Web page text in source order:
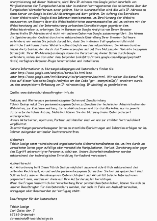
Anonymisierung auf dieser Webseite, wird Ihre IP-Adresse von Google jedoch innerhalb von
Mitgliedstaaten der Europäischen Union oder in anderen Vertragsstaaten des Abkommens über den
Europäischen Wirtschaftsraum zuvor gekürzt. Nur in Ausnahmefällen wird die volle IP-Adresse an
einen Server von Google in den USA übertragen und dort gekürzt. Im Auftrag des Betreibers
dieser Website wird Google diese Informationen benutzen, um Ihre Nutzung der Website
auszuwerten, um Reports über die Websiteaktivitäten zusammenzustellen und um weitere mit der
Websitenutzung und der Internetnutzung verbundene Dienstleistungen gegenüber dem
Websitebetreiber zu erbringen. Die im Rahmen von Google Analytics von Ihrem Browser
übermittelte IP-Adresse wird nicht mit anderen Daten von Google zusammengeführt. Sie können
die Speicherung der Cookies durch eine entsprechende Einstellung Ihrer Browser-Software
verhindern; wir weisen Sie jedoch darauf hin, dass Sie in diesem Fall gegebenenfalls nicht
sämtliche Funktionen dieser Website vollumfänglich werden nutzen können. Sie können darüber
hinaus die Erfassung der durch das Cookie erzeugten und auf Ihre Nutzung der Website bezogenen
Daten (inkl. Ihrer IP-Adresse) an Google sowie die Verarbeitung dieser Daten durch Google
verhindern, indem sie das unter dem folgenden Link (http://tools.google.com/dlpage/gaoptout?
hl=de) verfügbare Browser-Plugin herunterladen und installieren.
Nähere Informationen zu Nutzungsbedingungen und Datenschutz finden Sie
unter http://www.google.com/analytics/terms/de.html bzw.
unter http://www.google.com/intl/de/analytics/privacyoverview.html
. Wir weisen Sie darauf hin,
dass auf dieser Webseite Google Analytics um den Code "gat._anonymizeIp();" erweitert wurde,
um eine anonymisierte Erfassung von IP-Adressen (sog. IP-Masking) zu gewährleisten.
Quelle: www.datenschutzbeauftragter-info.de
Nutzung und Weitergabe personenbezogener Daten und Zweckbindung
Töbich Design nutzt Ihre personenbezogenen Daten zu Zwecken der technischen Administration der
Webseiten, zur Kundenverwaltung, für Produktumfragen und für das Marketing nur im jeweils
dafür erforderlichen Umfang. Natürlich können Sie der Nutzung dieser Daten jederzeit
widersprechen.
Unsere Mitarbeiter, Agenturen, Partner und Händler sind von uns zur strikten Vertraulichkeit
verpflichtet.
Übermittlungen personenbezogener Daten an staatliche Einrichtungen und Behörden erfolgen nur im
Rahmen zwingender nationaler Rechtsvorschriften.
Sicherheit
Töbich Design setzt technische und organisatorische Sicherheitsmaßnahmen ein, um ihre durch uns
verwalteten Daten gegen zufällige oder vorsätzliche Manipulationen, Verlust, Zerstörung oder gegen
den Zugriff unberechtigter Personen zu schützen. Unsere Sicherheitsmaßnahmen werden
entsprechend der technologischen Entwicklung fortlaufend verbessert.
Auskunftsrecht
Auf Anforderung teilt Ihnen Töbich Design möglichst umgehend schriftlich entsprechend des
geltenden Rechts mit, ob und welche personenbezogenen Daten über Sie bei uns gespeichert sind.
Sollten trotz unserer Bemühungen um Datenrichtigkeit und Aktualität falsche Informationen
gespeichert sein, werden wir diese auf Ihre Aufforderung hin berichtigen.
Wenn Sie Fragen hinsichtlich der Verarbeitung Ihrer persönlichen Daten haben, können Sie sich an
unseren Beauftragten für den Datenschutz wenden, der auch im Falle von Auskunftsersuchen,
Anregungen oder Beschwerden zur Verfügung steht:
Beauftragter für den Datenschutz
Töbich Design
Carl-Zeiss-Str. 7
67269 Grünstadt
datenschutz@toebichdesign.de